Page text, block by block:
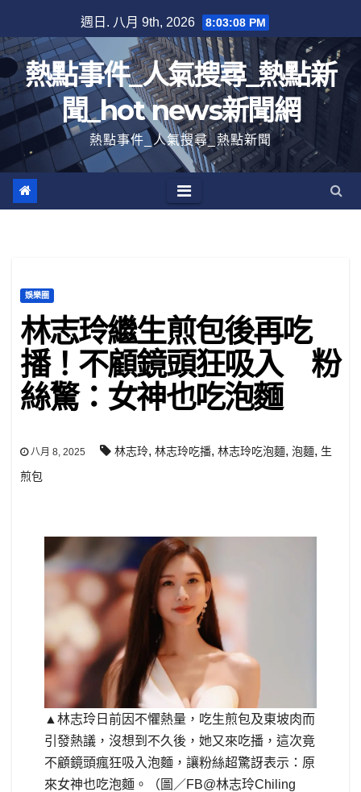
至
內
容
週日. 八月 9th, 2026 8:03:09 PM
熱點事件_人氣搜尋_熱點新
聞_hot news新聞網
熱點事件_人氣搜尋_熱點新聞
娛樂圈
林志玲繼生煎包後再吃
播！不顧鏡頭狂吸入 粉
絲驚：女神也吃泡麵
八月 8, 2025 林志玲, 林志玲吃播, 林志玲吃泡麵, 泡麵, 生
煎包
▲林志玲日前因不懼熱量，吃生煎包及東坡肉而
引發熱議，沒想到不久後，她又來吃播，這次竟
不顧鏡頭瘋狂吸入泡麵，讓粉絲超驚訝表示：原
來女神也吃泡麵。（圖／FB@林志玲Chiling